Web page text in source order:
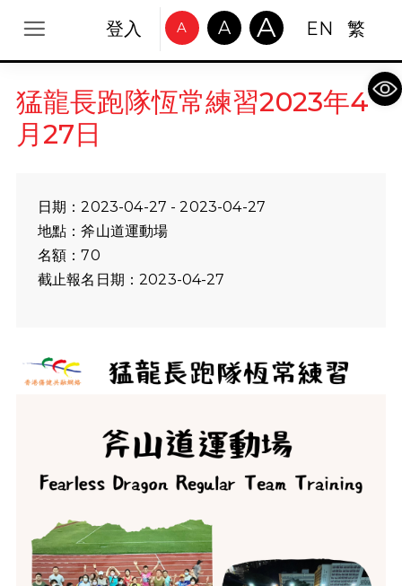
登入 A A A EN 繁
猛龍長跑隊恆常練習2023年4
月27日
日期：2023-04-27 - 2023-04-27
地點：斧山道運動場
名額：70
截止報名日期：2023-04-27